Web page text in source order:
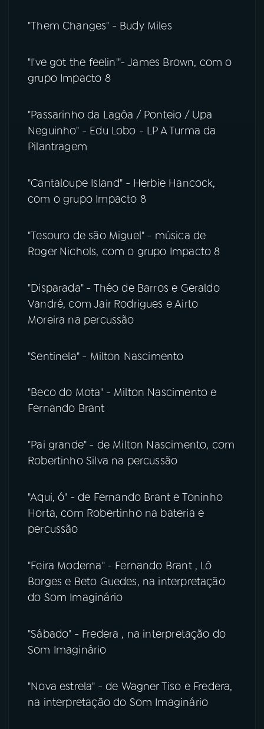
"Them Changes" - Budy Miles
"I've got the feelin'"- James Brown, com o
grupo Impacto 8
"Passarinho da Lagôa / Ponteio / Upa
Neguinho" - Edu Lobo - LP A Turma da
Pilantragem
"Cantaloupe Island" - Herbie Hancock,
com o grupo Impacto 8
"Tesouro de são Miguel" - música de
Roger Nichols, com o grupo Impacto 8
"Disparada" - Théo de Barros e Geraldo
Vandré, com Jair Rodrigues e Airto
Moreira na percussão
"Sentinela" - Milton Nascimento
"Beco do Mota" - Milton Nascimento e
Fernando Brant
"Pai grande" - de Milton Nascimento, com
Robertinho Silva na percussão
"Aqui, ó" - de Fernando Brant e Toninho
Horta, com Robertinho na bateria e
percussão
"Feira Moderna" - Fernando Brant , Lô
Borges e Beto Guedes, na interpretação
do Som Imaginário
"Sábado" - Fredera , na interpretação do
Som Imaginário
"Nova estrela" - de Wagner Tiso e Fredera,
na interpretação do Som Imaginário